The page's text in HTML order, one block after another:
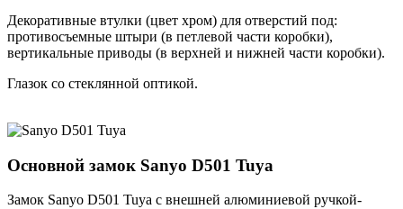
Декоративные втулки (цвет хром) для отверстий под:
противосъемные штыри (в петлевой части коробки),
вертикальные приводы (в верхней и нижней части коробки).
Глазок со стеклянной оптикой.
Основной замок Sanyo D501 Tuya
Замок Sanyo D501 Tuya с внешней алюминиевой ручкой-